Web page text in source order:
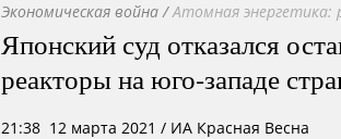
Экономическая война /Атомная энергетика:
Японский суд отказался
реакторы на юго-западе
21:38 12 марта 2021 / ИА Красная Весна